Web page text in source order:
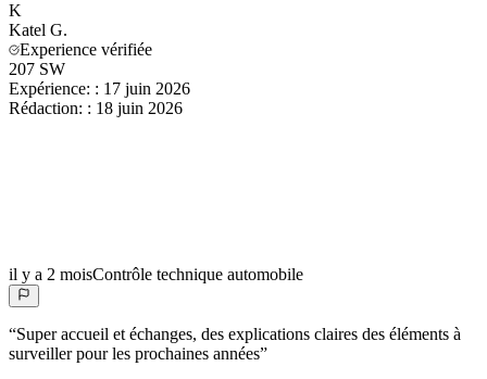
K
Katel G.
Experience vérifiée
207 SW
Expérience: : 17 juin 2026
Rédaction: : 18 juin 2026
il y a 2 moisContrôle technique automobile
“Super accueil et échanges, des explications claires des éléments à
surveiller pour les prochaines années”